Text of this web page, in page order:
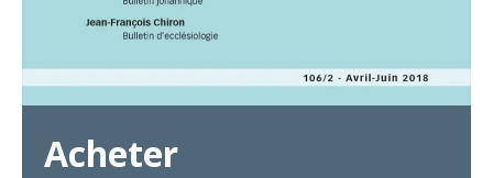
Acheter